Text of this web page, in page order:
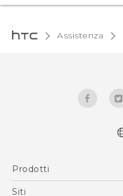
Assistenza
Prodotti
Smartphone
Siti